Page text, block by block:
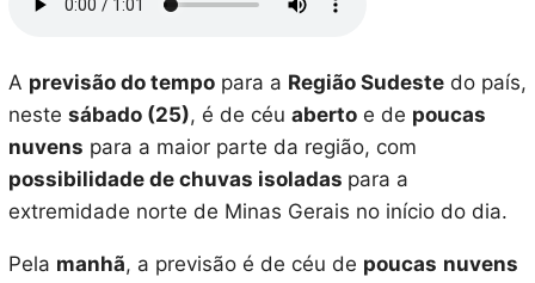
A previsão do tempopara a Região Sudestedo país,
neste sábado (25), é de céu abertoe de poucas
nuvens para a maior parte da região, com
possibilidade de chuvas isoladas para a
extremidade norte de Minas Gerais no início do dia.
Pela manhã, a previsão é de céu de poucas nuvens